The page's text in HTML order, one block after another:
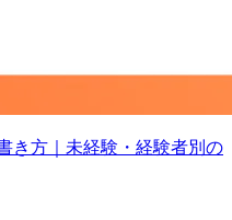
き方｜未経験・経験者別の